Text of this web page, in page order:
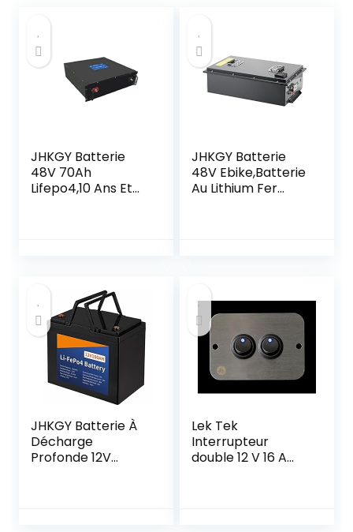
JHKGY Batterie
48V 70Ah
Lifepo4,10 Ans Et
Batterie De
Stockage
D’énergie Solaire
De Chariot De Golf
EV RV
JHKGY Batterie
48V Ebike,Batterie
Au Lithium Fer
Voiture À Basse
Vitesse À Quatre
Roues
JHKGY Batterie À
Décharge
Profonde 12V
Lek Tek
Interrupteur
double 12 V 16 A